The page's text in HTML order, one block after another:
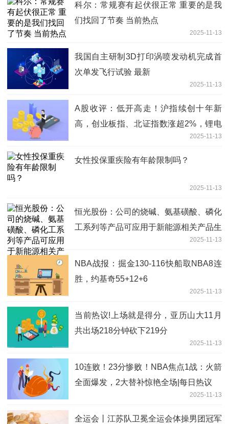
科尔：常规赛有起伏很正常 重要的是我
们找回了节奏 当前热点
2025-11-13
我国自主研制3D打印涡喷发动机完成首
次单发飞行试验 最新
2025-11-13
A股收评：低开高走！沪指续创十年新
高，创业板指、北证指数涨超2%，锂电
2025-11-13
女性投保重疾险有年龄限制吗？
2025-11-13
恒光股份：公司的烧碱、氨基磺酸、磷化
工系列等产品可应用于新能源相关产品生
2025-11-13
NBA战报：掘金130-116快船取NBA8连
胜，约基奇55+12+6
2025-11-13
当前热议!上场就是得分，亚历山大11月
共出场218分钟砍下219分
2025-11-13
10连败！23分惨败！NBA焦点1战：火箭
全面爆发，2大替补惊艳全场|每日热议
2025-11-13
全运会丨江苏队卫冕全运会体操男团冠军